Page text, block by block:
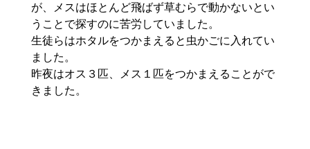
が、メスはほとんど飛ばず草むらで動かないとい
うことで探すのに苦労していました。
生徒らはホタルをつかまえると虫かごに入れてい
ました。
昨夜はオス３匹、メス１匹をつかまえることがで
きました。